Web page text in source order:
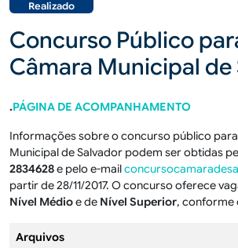
Realizado
Concurso Público
Câmara Municipal de
.PÁGINA DE ACOMPANHAMENTO
Informações sobre o concurso público
Municipal de Salvador podem ser obtidas
2834628e pelo e-mail
partir de 28/11/2017. O concurso oferece
Nível Médioe de Nível Superior, conforme
Arquivos